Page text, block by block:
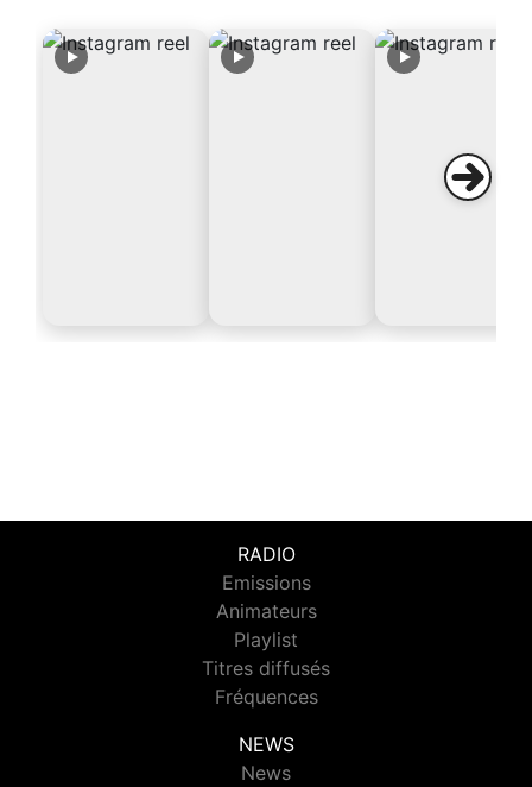
RADIO
Emissions
Animateurs
Playlist
Titres diffusés
Fréquences
NEWS
News